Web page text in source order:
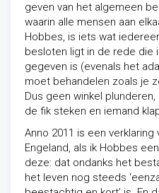
geven van het algemeen
waarin alle mensen aan
Hobbes, is iets wat
besloten ligt in de rede die
gegeven is (evenals het
moet behandelen zoals je
Dus geen winkel
de fik steken en iemand
Anno 2011 is een
Engeland, als ik Hobbes
deze: dat ondanks het
het leven nog steeds